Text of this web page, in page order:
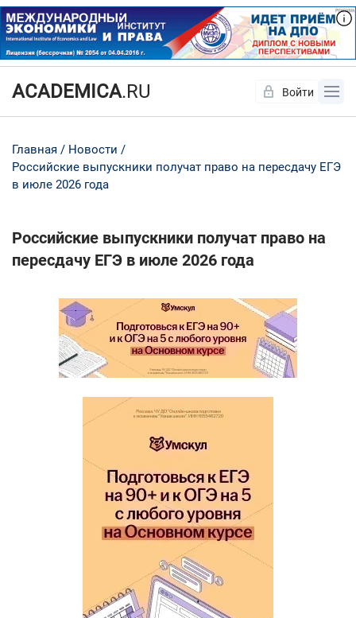
ACADEMICA.RU Войти
Главная
Новости
Российские выпускники получат право на пересдачу ЕГЭ
в июле 2026 года
Российские выпускники получат право на
пересдачу ЕГЭ в июле 2026 года
Да Нет